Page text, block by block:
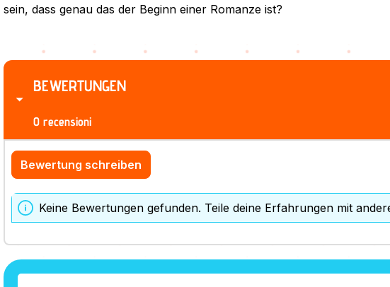
sein, dass genau das der Beginn einer Romanze ist?
BEWERTUNGEN
0 recensioni
Bewertung schreiben
Keine Bewertungen gefunden. Teile deine Erfahrungen mit